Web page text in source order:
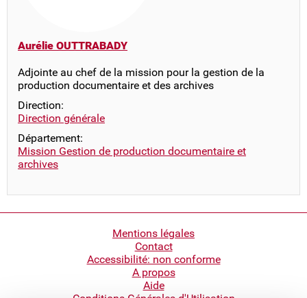
Aurélie OUTTRABADY
Adjointe au chef de la mission pour la gestion de la
production documentaire et des archives
Direction:
Direction générale
Département:
Mission Gestion de production documentaire et
archives
Mentions légales
Contact
Accessibilité: non conforme
A propos
Aide